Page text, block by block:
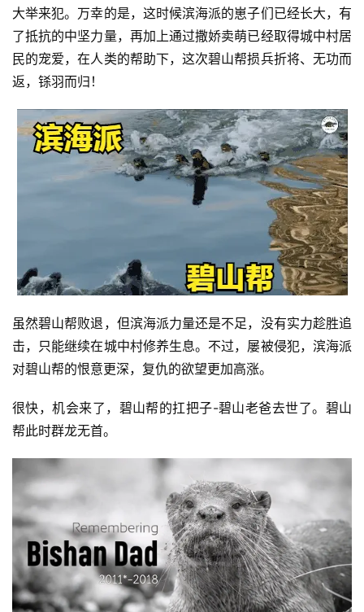
大举来犯。万幸的是，这时候滨海派的崽子们已经长大，有
了抵抗的中坚力量，再加上通过撒娇卖萌已经取得城中村居
民的宠爱，在人类的帮助下，这次碧山帮损兵折将、无功而
返，铩羽而归！
虽然碧山帮败退，但滨海派力量还是不足，没有实力趁胜追
击，只能继续在城中村修养生息。不过，屡被侵犯，滨海派
对碧山帮的恨意更深，复仇的欲望更加高涨。
很快，机会来了，碧山帮的扛把子-碧山老爸去世了。碧山
帮此时群龙无首。